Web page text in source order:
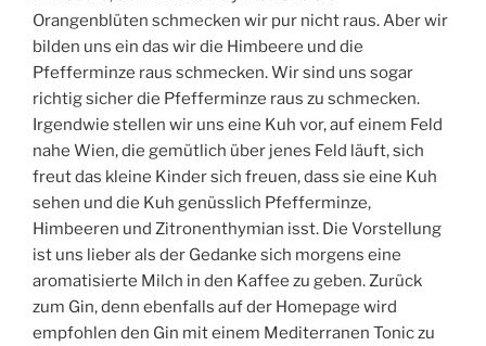
Orangenblüten schmecken wir pur nicht raus. Aber wir
bilden uns ein das wir die Himbeere und die
Pfefferminze raus schmecken. Wir sind uns sogar
richtig sicher die Pfefferminze raus zu schmecken.
Irgendwie stellen wir uns eine Kuh vor, auf einem Feld
nahe Wien, die gemütlich über jenes Feld läuft, sich
freut das kleine Kinder sich freuen, dass sie eine Kuh
sehen und die Kuh genüsslich Pfefferminze,
Himbeeren und Zitronenthymian isst. Die Vorstellung
ist uns lieber als der Gedanke sich morgens eine
aromatisierte Milch in den Kaffee zu geben. Zurück
zum Gin, denn ebenfalls auf der Homepage wird
empfohlen den Gin mit einem Mediterranen Tonic zu